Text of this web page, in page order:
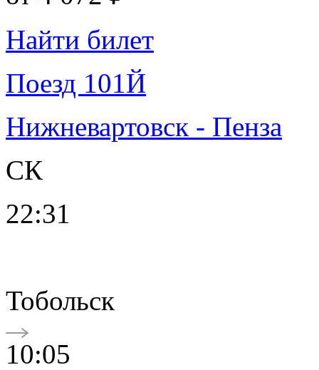
Найти билет
Поезд 101Й
Нижневартовск - Пенза
СК
22:31
Тобольск
10:05